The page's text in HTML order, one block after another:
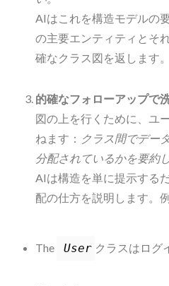
AIはこれを構造モデルの
の主要エンティティとそ
確なクラス図を返します。
的確なフォローアップで
図の上を行くために、ユ
ねます： クラス間でデー
分配されているかを要約
AIは構造を単に提示する
配の仕方を説明します。
The User クラスはログ